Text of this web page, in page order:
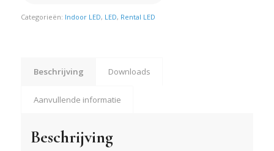
Categorieën: Indoor LED, LED, Rental LED
Beschrijving Downloads
Aanvullende informatie
Beschrijving